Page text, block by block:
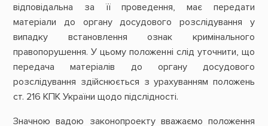
відповідальна за її проведення, має передати
матеріали до органу досудового розслідування у
випадку встановлення ознак кримінального
правопорушення. У цьому положенні слід уточнити, що
передача матеріалів до органу досудового
розслідування здійснюється з урахуванням положень
ст. 216 КПК України щодо підслідності.
Значною вадою законопроекту вважаємо положення